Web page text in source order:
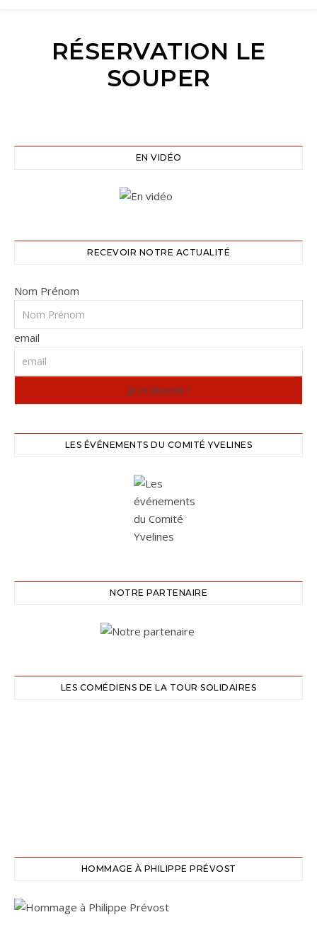
RÉSERVATION LE
SOUPER
EN VIDÉO
RECEVOIR NOTRE ACTUALITÉ
Nom Prénom
email
LES ÉVÉNEMENTS DU COMITÉ YVELINES
NOTRE PARTENAIRE
LES COMÉDIENS DE LA TOUR SOLIDAIRES
HOMMAGE À PHILIPPE PRÉVOST